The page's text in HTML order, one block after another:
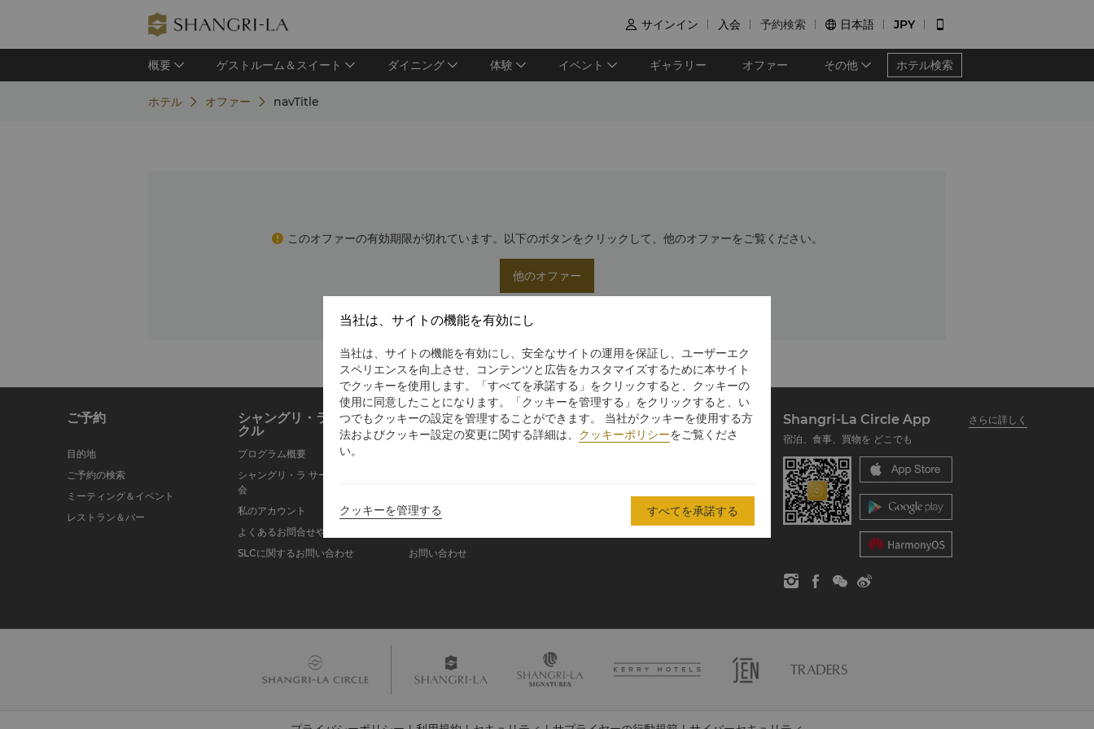
 サインイン 入会 予約検索  日本語 JPY 
概要 ゲストルーム＆スイート ダイニング 体験 イベント ギャラリー オファー その他 ホテル検索
ホテル オファー navTitle
このオファーの有効期限が切れています。以下のボタンをクリックして、他のオファーをご覧ください。
他のオファー
ご予約
目的地
ご予約の検索
ミーティング＆イベント
レストラン＆バー
シャングリ・ラ サー
クル
プログラム概要
シャングリ・ラ サークルに入
会
私のアカウント
よくあるお問合せや質問
SLCに関するお問い合わせ
シャングリ・ラ グル
ープ
シャングリ・ラ センター
お問い合わせ
企業の社会的責任
Shangri-La Circle App
さらに詳しく
宿泊、食事、買物を どこでも
当社は、サイトの機能を有効にし
当社は、サイトの機能を有効にし、安全なサイトの運用を保証し、ユーザーエク
スペリエンスを向上させ、コンテンツと広告をカスタマイズするために本サイト
でクッキーを使用します。「すべてを承諾する」をクリックすると、クッキーの
使用に同意したことになります。「クッキーを管理する」をクリックすると、い
つでもクッキーの設定を管理することができます。 当社がクッキーを使用する方
法およびクッキー設定の変更に関する詳細は、 クッキーポリシーをご覧くださ
い。
クッキーを管理する すべてを承諾する